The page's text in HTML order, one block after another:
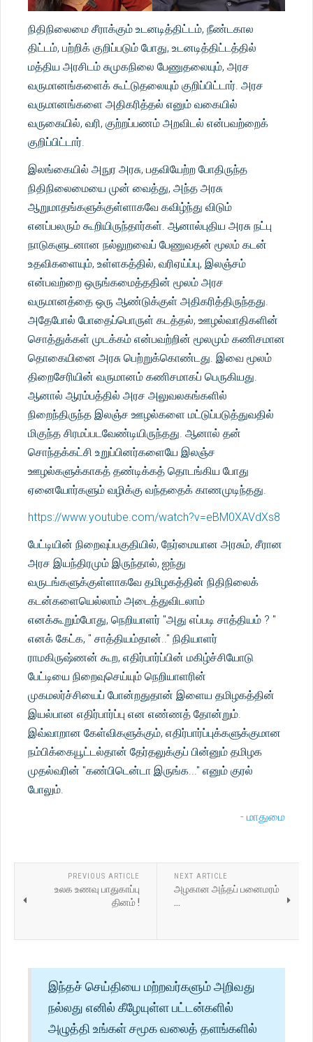
நிதிநிலைமை சீராக்கும் உடனடித்திட்டம், நீண்டகால
திட்டம், பற்றிக் குறிப்படும் போது, உடனடித்திட்டத்தில்
மத்திய அரசிடம் சுமுகநிலை பேணுதலையும், அரச
வருமானங்களைக் கூட்டுதலையும் குறிப்பிட்டார். அரச
வருமானங்களை அதிகரித்தல் எனும் வகையில்
வருகையில், வரி, குற்றப்பணம் அறவிடல் என்பவற்றைக்
குறிப்பிட்டார்.
இலங்கையில் அநுர அரசு, பதவியேற்ற போதிருந்த
நிதிநிலைமையை முன் வைத்து, அந்த அரசு
ஆறுமாதங்களுக்குள்ளாகவே கவிழ்ந்து விடும்
எனப்பலரும் கூறியிருந்தார்கள். ஆனால்புதிய அரசு நட்பு
நாடுகளுடனான நல்லுறவைப் பேணுவதன் மூலம் கடன்
உதவிகளையும், உள்ளகத்தில், வரிஏய்ப்பு, இலஞ்சம்
என்பவற்றை ஒருங்கமைத்ததின் மூலம் அரச
வருமானத்தை ஒரு ஆண்டுக்குள் அதிகரித்திருந்தது.
அதேபோல் போதைப்பொருள் கடத்தல், ஊழல்வாதிகளின்
சொத்துக்கள் முடக்கம் என்பவற்றின் மூலமும் கணிசமான
தொகையினை அரசு பெற்றுக்கொண்டது. இவை மூலம்
திறைசேரியின் வருமானம் கணிசமாகப் பெருகியது.
ஆனால் ஆரம்பத்தில் அரச அலுவலகங்களில்
நிறைந்திருந்த இலஞ்ச ஊழல்களை மட்டுப்படுத்துவதில்
மிகுந்த சிரமப்படவேண்டியிருந்தது. ஆனால் தன்
சொந்தக்கட்சி உறுப்பினர்களையே இலஞ்ச
ஊழல்களுக்காகத் தண்டிக்கத் தொடங்கிய போது
ஏனையோர்களும் வழிக்கு வந்ததைக் காணமுடிந்தது.
https://www.youtube.com/watch?v=eBM0XAVdXs8
பேட்டியின் நிறைவுப்பகுதியில், நேர்மையான அரசும், சீரான
அரச இயந்திரமும் இருந்தால், ஐந்து
வருடங்களுக்குள்ளாகவே தமிழகத்தின் நிதிநிலைக்
கடன்களையெல்லாம் அடைத்துவிடலாம்
எனக்கூறும்போது, நெறியாளர் "அது எப்படி சாத்தியம் ? "
எனக் கேட்க, " சாத்தியம்தான்.." நிதியாளர்
ராமகிருஷ்ணன் கூற, எதிர்பார்ப்பின் மகிழ்ச்சியோடு
பேட்டியை நிறைவுசெய்யும் நெறியாளரின்
முகமலர்ச்சியைப் போன்றதுதான் இளைய தமிழகத்தின்
இயல்பான எதிர்பார்ப்பு என எண்ணத் தோன்றும்.
இவ்வாறான கேள்விகளுக்கும், எதிர்பார்ப்புக்களுக்குமான
நம்பிக்கையூட்டல்தான் தேர்தலுக்குப் பின்னும் தமிழக
முதல்வரின் "கண்பிடென்டா இருங்க..." எனும் குரல்
போலும்.
- மாதுமை
PREVIOUS ARTICLE
உலக உணவு பாதுகாப்பு
தினம் !
NEXT ARTICLE
அழகான அந்தப் பனைமரம்
...
இந்தச் செய்தியை மற்றவர்களும் அறிவது
நல்லது எனில் கீழேயுள்ள பட்டன்களில்
அழுத்தி உங்கள் சமூக வலைத் தளங்களில்